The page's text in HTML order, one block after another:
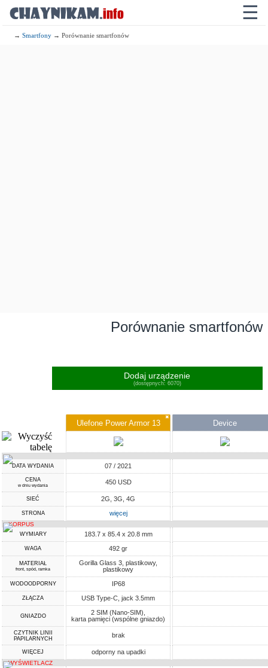
☰
→Smartfony → Porównanie smartfonów
Porównanie smartfonów
Dodaj urządzenie
(dostępnych: 6070)
✖
Ulefone Power Armor 13 Device
DATA WYDANIA 07 / 2021
CENA
w dniu wydania 450 USD
SIEĆ 2G, 3G, 4G
STRONA więcej
KORPUS
WYMIARY 183.7 x 85.4 x 20.8 mm
WAGA 492 gr
MATERIAŁ
front, spód, ramka
Gorilla Glass 3, plastikowy,
plastikowy
WODOODPORNY IP68
ZŁĄCZA USB Type-C, jack 3.5mm
GNIAZDO
2 SIM (Nano-SIM),
karta pamięci (wspólne gniazdo)
CZYTNIK LINII
PAPILARNYCH
brak
WIĘCEJ odporny na upadki
WYŚWIETLACZ